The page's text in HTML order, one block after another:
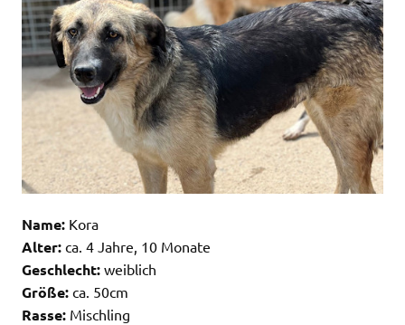
Name: Kora
Alter: ca. 4 Jahre, 10 Monate
Geschlecht: weiblich
Größe: ca. 50cm
Rasse: Mischling